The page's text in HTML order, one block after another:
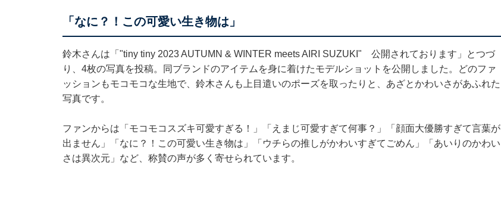
「なに？！この可愛い生き物は」
鈴木さんは「"tiny tiny 2023 AUTUMN & WINTER meets AIRI SUZUKI" 公開されております」とつづ
り、4枚の写真を投稿。同ブランドのアイテムを身に着けたモデルショットを公開しました。どのファ
ッションもモコモコな生地で、鈴木さんも上目遣いのポーズを取ったりと、あざとかわいさがあふれた
写真です。
ファンからは「モコモコスズキ可愛すぎる！」「えまじ可愛すぎて何事？」「顔面大優勝すぎて言葉が
出ません」「なに？！この可愛い生き物は」「ウチらの推しがかわいすぎてごめん」「あいりのかわい
さは異次元」など、称賛の声が多く寄せられています。